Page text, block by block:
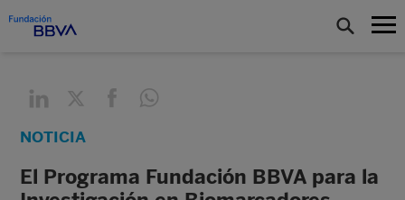
NOTICIA
El Programa Fundación BBVA para la